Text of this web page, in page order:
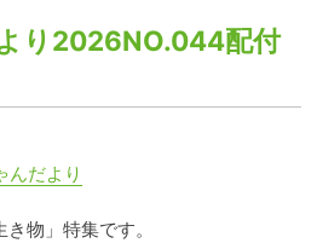
り2026NO.044配付
んだより
物」特集です。